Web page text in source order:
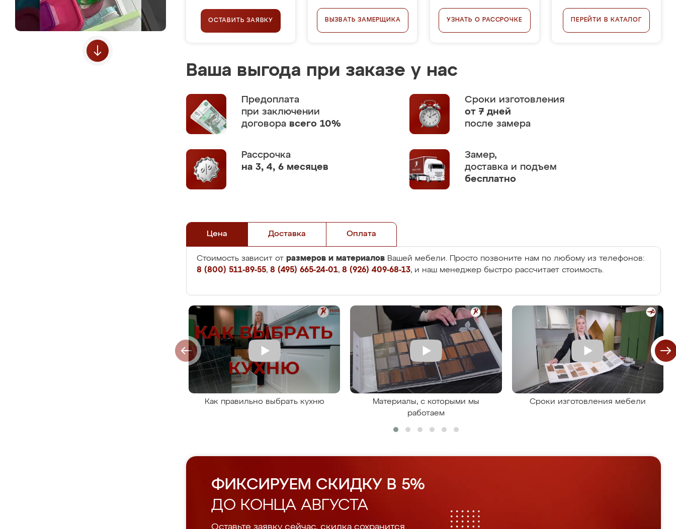
ОСТАВИТЬ ЗАЯВКУ ВЫЗВАТЬ ЗАМЕРЩИКА УЗНАТЬ О РАССРОЧКЕ ПЕРЕЙТИ В КАТАЛОГ
Ваша выгода при заказе у нас
Предоплата
при заключении
договора всего 10%
Сроки изготовления
от 7 дней
после замера
Рассрочка
на 3, 4, 6 месяцев
Замер,
доставка и подъем
бесплатно
Цена Доставка Оплата
Стоимость зависит от размеров и материалов Вашей мебели. Просто позвоните нам по любому из телефонов:
8 (800) 511-89-55, 8 (495) 665-24-01, 8 (926) 409-68-13, и наш менеджер быстро рассчитает стоимость.
Как правильно выбрать кухню
Материалы, с которыми мы
работаем
Сроки изготовления мебели
ФИКСИРУЕМ СКИДКУ В 5%
ДО КОНЦА АВГУСТА
Оставьте заявку сейчас, скидка сохранится.